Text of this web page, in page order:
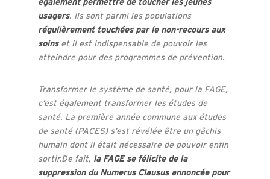
usagers. Ils sont parmi les populations
régulièrement touchées par le non-recours aux
soinset il est indispensable de pouvoir les
atteindre pour des programmes de prévention.
Transformer le système de santé, pour la FAGE,
c’est également transformer les études de
santé. La première année commune aux études
de santé (PACES) s’est révélée être un gâchis
humain dont il était nécessaire de pouvoir enfin
sortir.De fait, la FAGE se félicite de la
suppression du Numerus Clausus annoncée pour